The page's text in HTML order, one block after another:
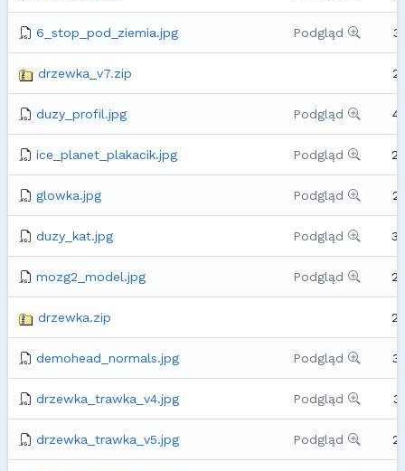
6_stop_pod_ziemia.jpg Podgląd
drzewka_v7.zip
duzy_profil.jpg Podgląd
ice_planet_plakacik.jpg Podgląd
glowka.jpg Podgląd
duzy_kat.jpg Podgląd
mozg2_model.jpg Podgląd
drzewka.zip
demohead_normals.jpg Podgląd
drzewka_trawka_v4.jpg Podgląd
drzewka_trawka_v5.jpg Podgląd